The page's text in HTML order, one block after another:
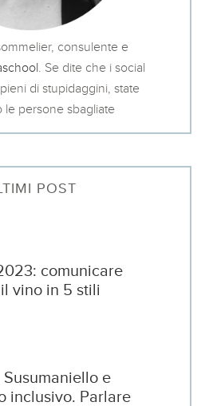
consulente e
. Se dite che i social
di stupidaggini, state
le persone sbagliate
POST
comunicare
vino in 5 stili
Susumaniello e
inclusivo. Parlare